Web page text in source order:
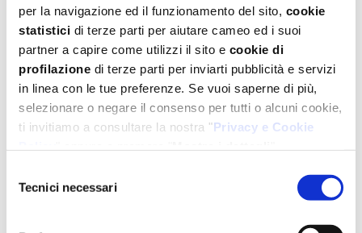
per la navigazione ed il funzionamento del sito, cookie
statistici di terze parti per aiutare cameo ed i suoi
partner a capire come utilizzi il sito e cookie di
profilazione di terze parti per inviarti pubblicità e servizi
in linea con le tue preferenze. Se vuoi saperne di più,
selezionare o negare il consenso per tutti o alcuni cookie,
ti invitiamo a consultare la nostra "Privacy e Cookie
tutti i cookies.
delTecnici necessari